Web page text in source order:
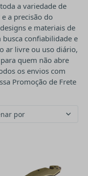
a variedade de
a precisão do
e materiais de
confiabilidade e
ar livre ou uso diário,
quem não abre
os envios com
Promoção de Frete
por